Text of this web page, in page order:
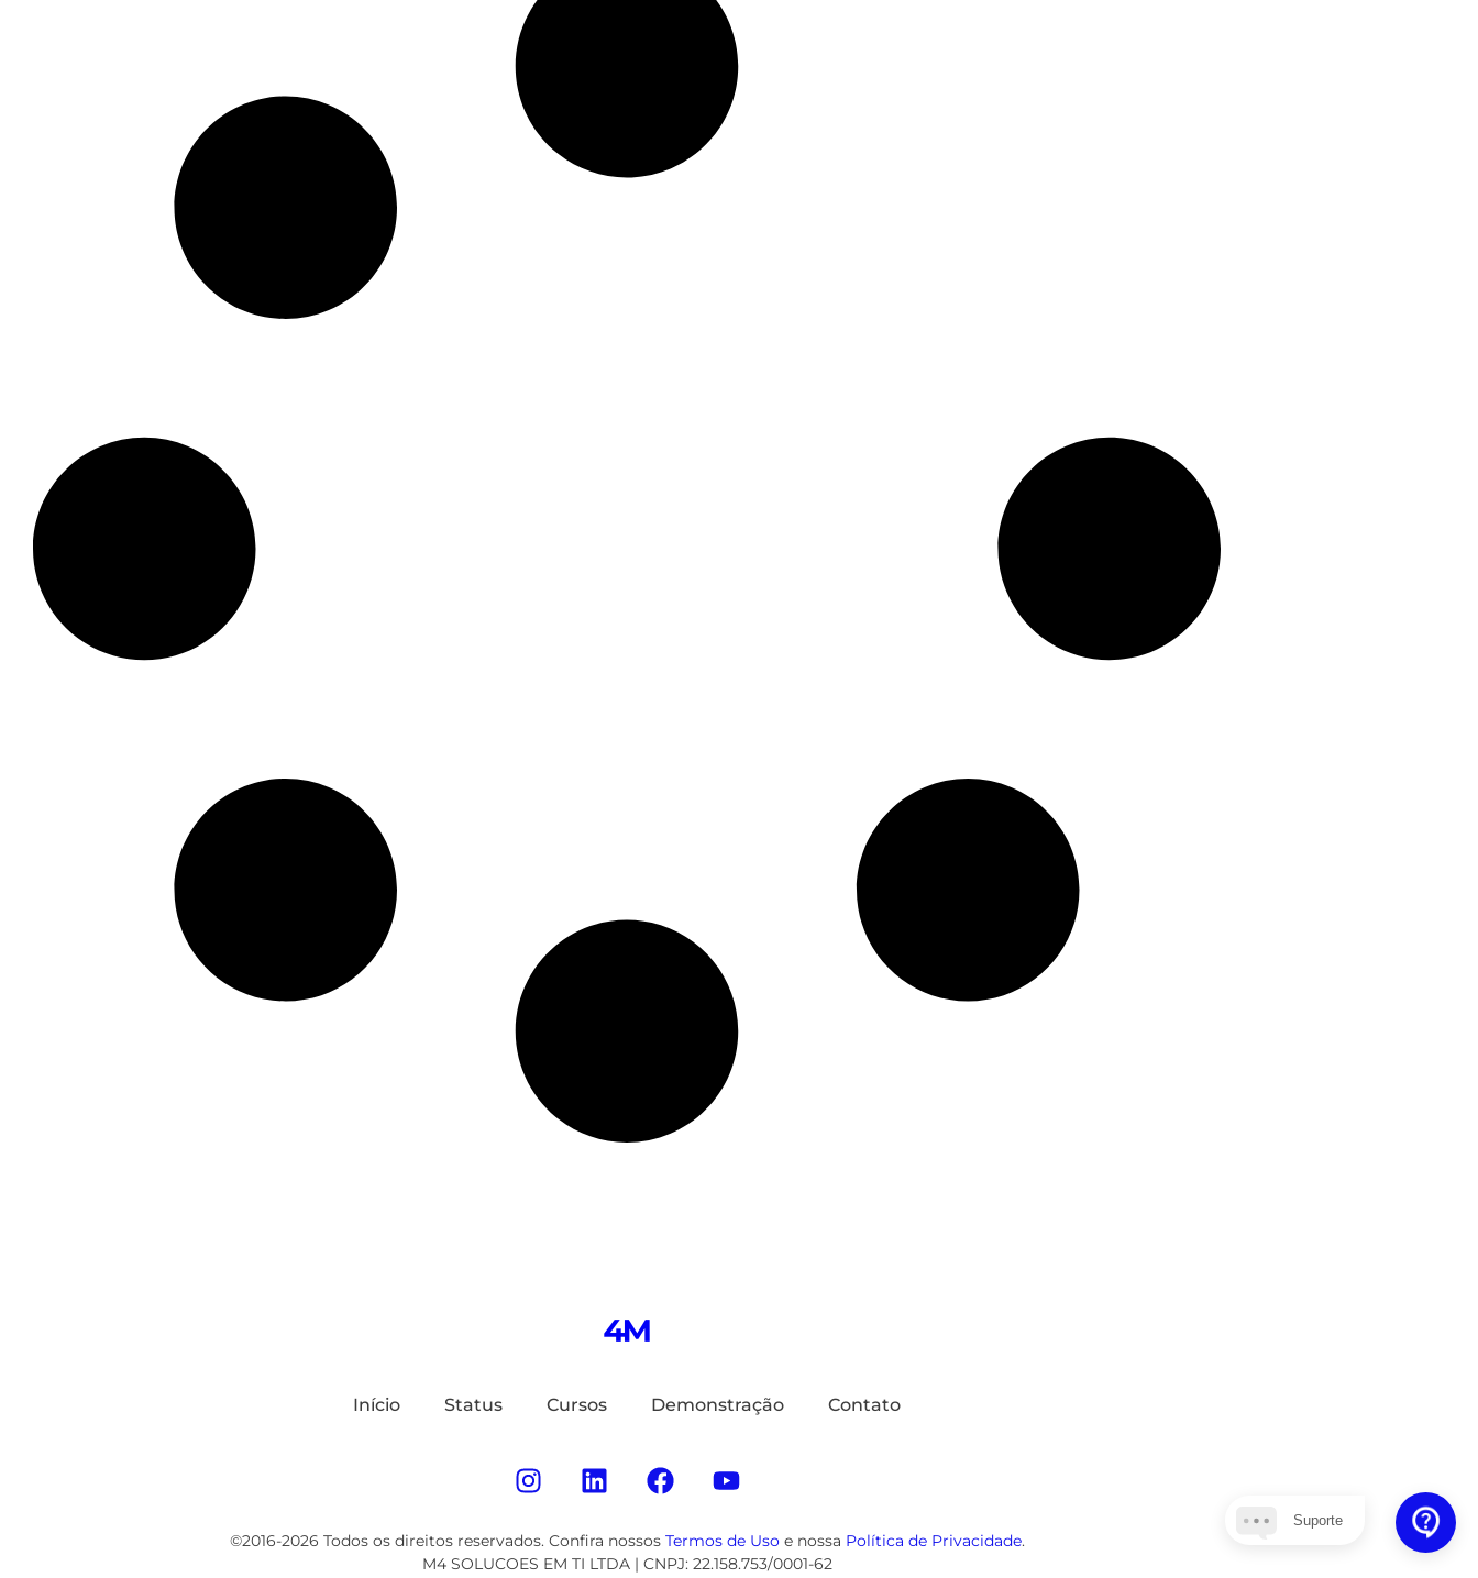
Início Status Cursos Demonstração Contato
©2016-2026 Todos os direitos reservados. Confira nossos Termos de Usoe nossa Política de Privacidade.
M4 SOLUCOES EM TI LTDA | CNPJ: 22.158.753/0001-62
Suporte